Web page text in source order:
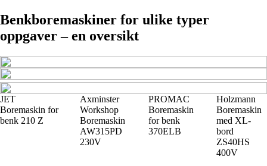
Benkboremaskiner for ulike typer
oppgaver – en oversikt
JET
Boremaskin for
benk 210 Z
Axminster
Workshop
Boremaskin
AW315PD
230V
PROMAC
Boremaskin
for benk
370ELB
Holzmann
Boremaskin
med XL-
bord
ZS40HS
400V